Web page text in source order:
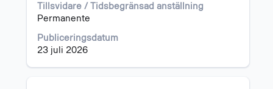
Tillsvidare / Tidsbegränsad anställning
Permanente
Publiceringsdatum
23 juli 2026
visa
allt
i
jobbeskrivningen.